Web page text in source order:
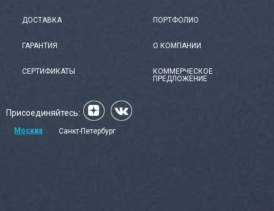
ДОСТАВКА
ГАРАНТИЯ
СЕРТИФИКАТЫ
ПОРТФОЛИО
О КОМПАНИИ
КОММЕРЧЕСКОЕ
ПРЕДЛОЖЕНИЕ
Присоединяйтесь:
Москва Санкт-Петербург